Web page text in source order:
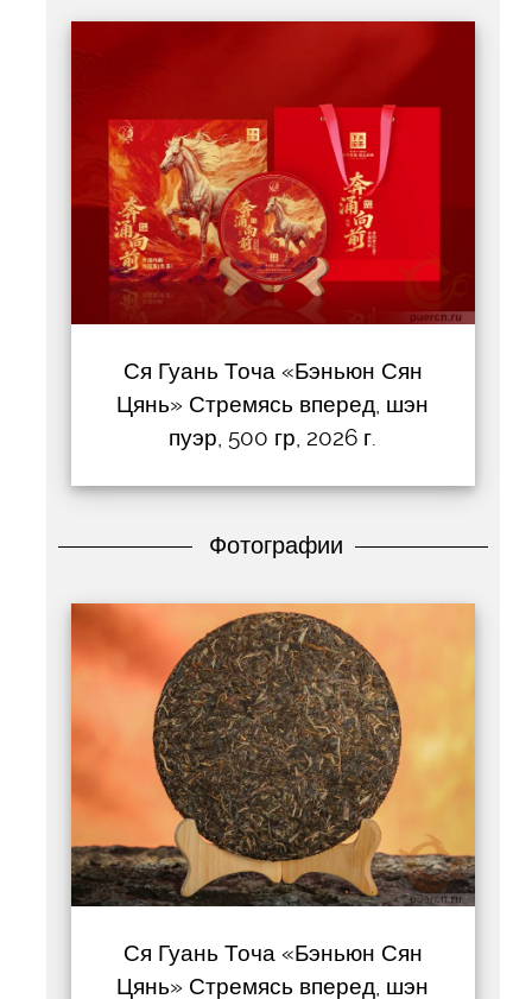
Ся Гуань Точа «Бэньюн Сян
Цянь» Стремясь вперед, шэн
пуэр, 500 гр, 2026 г.
Фотографии
Ся Гуань Точа «Бэньюн Сян
Цянь» Стремясь вперед, шэн